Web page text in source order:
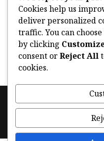
violencia
FooterPolítica de cookies (UE)
Cookies help us
deliver personalized
traffic. You can
by clicking
consent orReject All
cookies.